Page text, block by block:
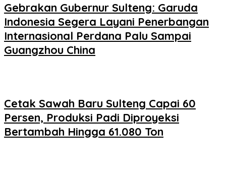
Gebrakan Gubernur Sulteng: Garuda
Indonesia Segera Layani Penerbangan
Internasional Perdana Palu Sampai
Guangzhou China
Cetak Sawah Baru Sulteng Capai 60
Persen, Produksi Padi Diproyeksi
Bertambah Hingga 61.080 Ton